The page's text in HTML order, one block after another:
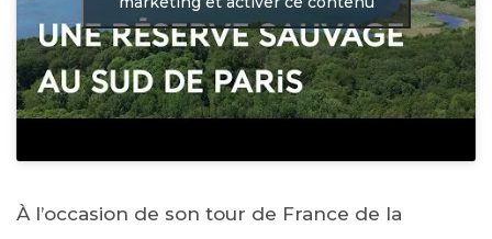
À l’occasion de son tour de France de la